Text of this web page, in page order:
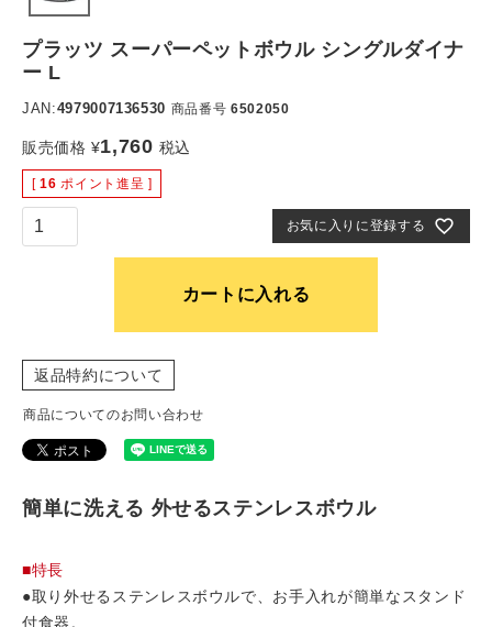
プラッツ スーパーペットボウル シングルダイナ
ー L
JAN:4979007136530 商品番号 6502050
販売価格 ¥1,760 税込
[ 16 ポイント進呈 ]
お気に入りに登録する
カートに入れる
返品特約について
商品についてのお問い合わせ
簡単に洗える 外せるステンレスボウル
■特長
●取り外せるステンレスボウルで、お手入れが簡単なスタンド
付食器。